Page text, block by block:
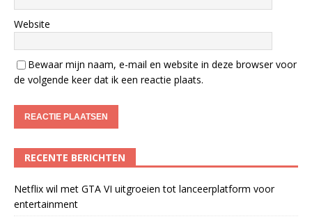
Website
Bewaar mijn naam, e-mail en website in deze browser voor
de volgende keer dat ik een reactie plaats.
RECENTE BERICHTEN
Netflix wil met GTA VI uitgroeien tot lanceerplatform voor
entertainment